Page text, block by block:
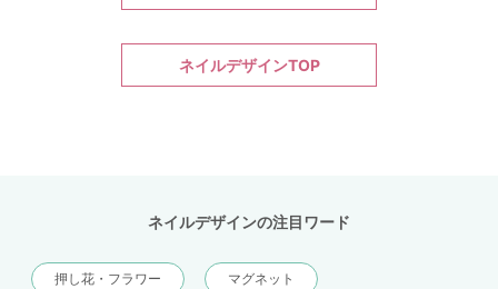
ネイルデザインTOP
ネイルデザインの注目ワード
押し花・フラワー マグネット